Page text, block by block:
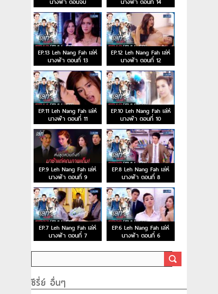
นางฟ้า ตอนจบ
นางฟ้า ตอนที่ 14
EP.13 Leh Nang Fah เล่ห์
นางฟ้า ตอนที่ 13
EP.12 Leh Nang Fah เล่ห์
นางฟ้า ตอนที่ 12
EP.11 Leh Nang Fah เล่ห์
นางฟ้า ตอนที่ 11
EP.10 Leh Nang Fah เล่ห์
นางฟ้า ตอนที่ 10
EP.9 Leh Nang Fah เล่ห์
นางฟ้า ตอนที่ 9
EP.8 Leh Nang Fah เล่ห์
นางฟ้า ตอนที่ 8
EP.7 Leh Nang Fah เล่ห์
นางฟ้า ตอนที่ 7
EP.6 Leh Nang Fah เล่ห์
นางฟ้า ตอนที่ 6
ซีรี่ย์ อื่นๆ